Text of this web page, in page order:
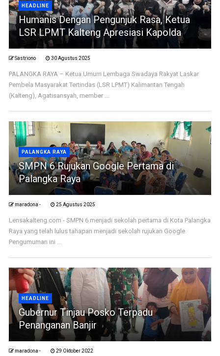
HEADLINE
Humanis Dengan Pengunjuk Rasa, Ketua
LSR LPMT Kalteng Apresiasi Kapolda
Sastriono 30 Agustus 2025
PALANGKA RAYA – Ketua Umum Lembaga Swadaya Rakyat Laskar
Pembela Masyarakat Tertindas (LSR LPMT) Kalimantan Tengah
(Kalteng), Agatisansyah, member ...
PALANGKA RAYA
SMPN 6 Rujukan Google Pertama di
Palangka Raya
maradona - 25 Agustus 2025
Lensakalteng.com - SMPN 6 menjadi sekolah pertama di Kota Palangka
Raya yang telah lulus tahapan menjadi sekolah rujukan Google.
Pengumuman ini ...
HEADLINE
Gubernur Tinjau Posko Terpadu
Penanganan Banjir
maradona - 29 Oktober 2022